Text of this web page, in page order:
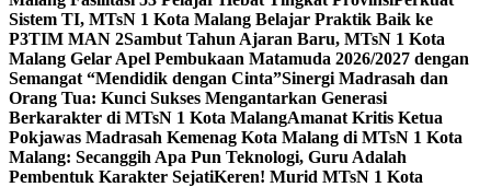
Sistem TI, MTsN 1 Kota Malang Belajar Praktik Baik ke
P3TIM MAN 2Sambut Tahun Ajaran Baru, MTsN 1 Kota
Malang Gelar Apel Pembukaan Matamuda 2026/2027 dengan
Semangat “Mendidik dengan Cinta”Sinergi Madrasah dan
Orang Tua: Kunci Sukses Mengantarkan Generasi
Berkarakter di MTsN 1 Kota MalangAmanat Kritis Ketua
Pokjawas Madrasah Kemenag Kota Malang di MTsN 1 Kota
Malang: Secanggih Apa Pun Teknologi, Guru Adalah
Pembentuk Karakter SejatiKeren! Murid MTsN 1 Kota